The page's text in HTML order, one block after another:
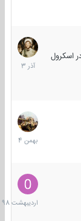
7
آذر
1403
30
بهمن
1404
10
1398